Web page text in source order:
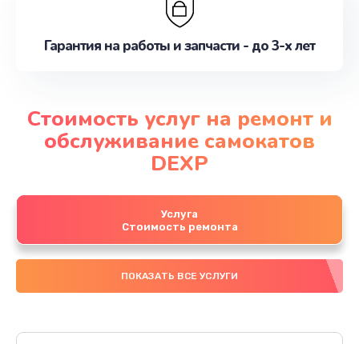
Гарантия на работы и запчасти - до 3-х лет
Стоимость услуг на ремонт и
обслуживание самокатов
DEXP
Услуга
Стоимость ремонта
ПОКАЗАТЬ ВСЕ УСЛУГИ